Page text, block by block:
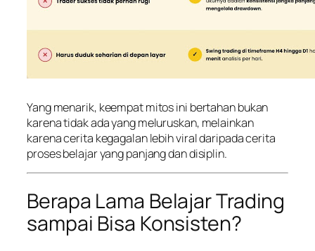
Yang menarik, keempat mitos ini bertahan bukan
karena tidak ada yang meluruskan, melainkan
karena cerita kegagalan lebih viral daripada cerita
proses belajar yang panjang dan disiplin.
Berapa Lama Belajar Trading
sampai Bisa Konsisten?